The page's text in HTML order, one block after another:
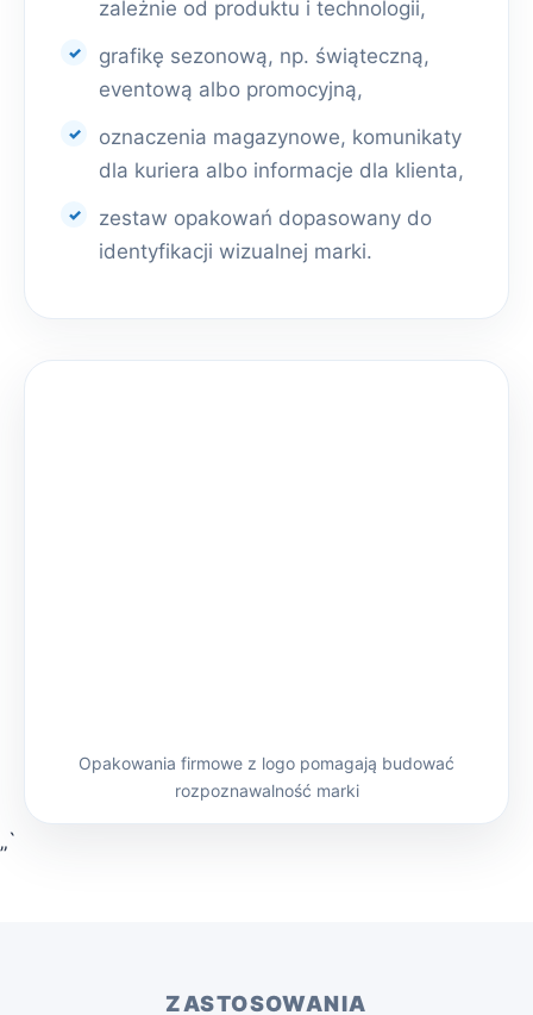
zależnie od produktu i technologii,
grafikę sezonową, np. świąteczną,
eventową albo promocyjną,
oznaczenia magazynowe, komunikaty
dla kuriera albo informacje dla klienta,
zestaw opakowań dopasowany do
identyfikacji wizualnej marki.
Opakowania firmowe z logo pomagają budować
rozpoznawalność marki
„`
ZASTOSOWANIA